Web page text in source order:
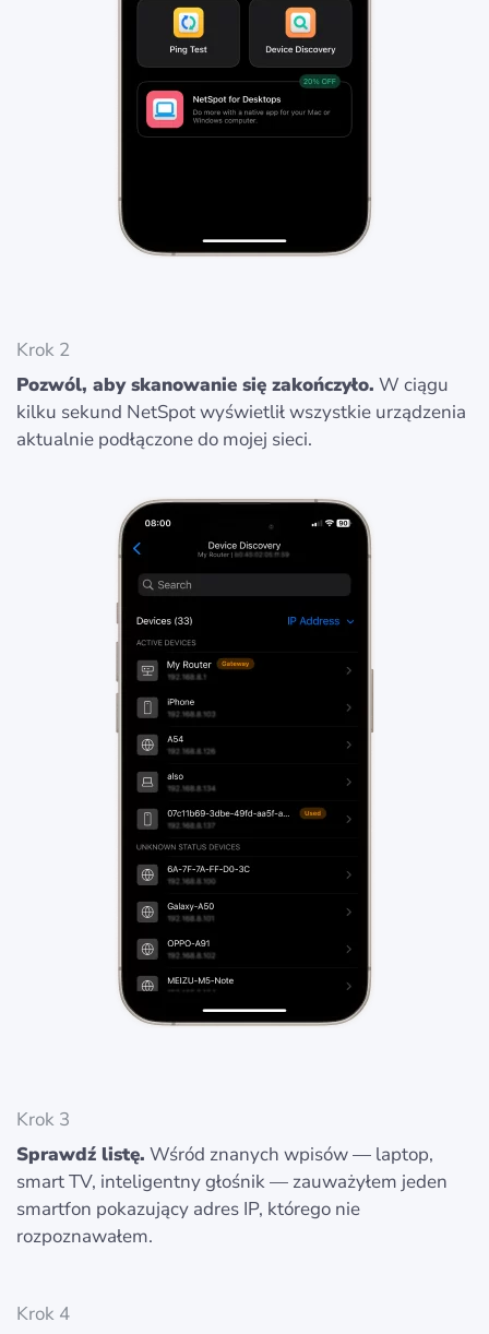
Krok 2
Pozwól, aby skanowanie się zakończyło. W ciągu
kilku sekund NetSpot wyświetlił wszystkie urządzenia
aktualnie podłączone do mojej sieci.
Krok 3
Sprawdź listę. Wśród znanych wpisów — laptop,
smart TV, inteligentny głośnik — zauważyłem jeden
smartfon pokazujący adres IP, którego nie
rozpoznawałem.
Krok 4